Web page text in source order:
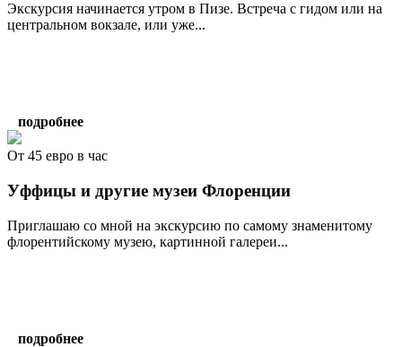
Экскурсия начинается утром в Пизе. Встреча с гидом или на
центральном вокзале, или уже...
подробнее
От 45 евро в час
Уффицы и другие музеи Флоренции
Приглашаю со мной на экскурсию по самому знаменитому
флорентийскому музею, картинной галереи...
подробнее